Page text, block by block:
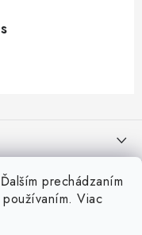
prechádzaním
Viac
biliardových hier